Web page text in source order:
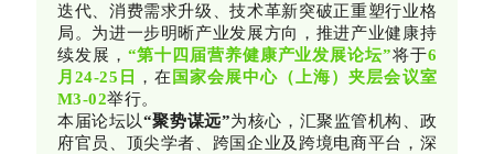
迭代、消费需求升级、技术革新突破正重塑行业格
局。为进一步明晰产业发展方向，推进产业健康持
续发展， “第十四届营养健康产业发展论坛”将于6
月24-25日
，在 国家会展中心（上海）夹层会议室
M3-02举行。
本届论坛以“聚势谋远”为核心，汇聚监管机构、政
府官员、顶尖学者、跨国企业及跨境电商平台，深